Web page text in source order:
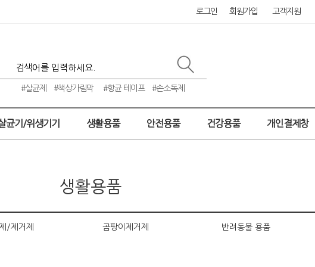
로그인 회원가입 고객지원
#살균제 #책상가림막 #항균 테이프 #손소독제
균기/위생기기 생활용품 안전용품 건강용품 개인결제창
생활용품
/제거제 곰팡이제거제 반려동물 용품